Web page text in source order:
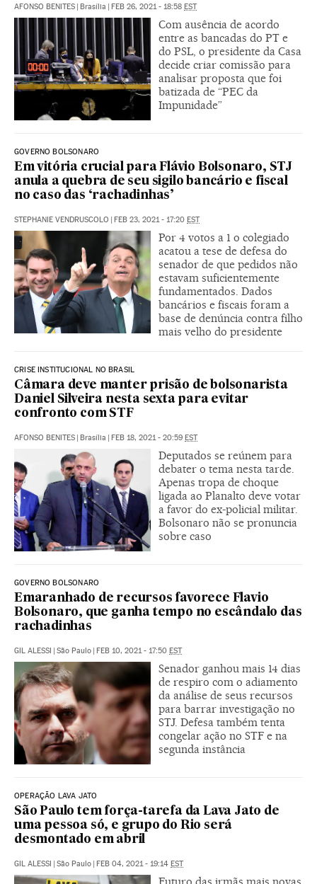
AFONSO BENITES | Brasília | FEB 26, 2021 - 18:58 EST
Com ausência de acordo
entre as bancadas do PT e
do PSL, o presidente da Casa
decide criar comissão para
analisar proposta que foi
batizada de “PEC da
Impunidade”
GOVERNO BOLSONARO
Em vitória crucial para Flávio Bolsonaro, STJ
anula a quebra de seu sigilo bancário e fiscal
no caso das ‘rachadinhas’
STEPHANIE VENDRUSCOLO | FEB 23, 2021 - 17:20 EST
Por 4 votos a 1 o colegiado
acatou a tese de defesa do
senador de que pedidos não
estavam suficientemente
fundamentados. Dados
bancários e fiscais foram a
base de denúncia contra filho
mais velho do presidente
CRISE INSTITUCIONAL NO BRASIL
Câmara deve manter prisão de bolsonarista
Daniel Silveira nesta sexta para evitar
confronto com STF
AFONSO BENITES | Brasília | FEB 18, 2021 - 20:59 EST
Deputados se reúnem para
debater o tema nesta tarde.
Apenas tropa de choque
ligada ao Planalto deve votar
a favor do ex-policial militar.
Bolsonaro não se pronuncia
sobre caso
GOVERNO BOLSONARO
Emaranhado de recursos favorece Flavio
Bolsonaro, que ganha tempo no escândalo das
rachadinhas
GIL ALESSI | São Paulo | FEB 10, 2021 - 17:50 EST
Senador ganhou mais 14 dias
de respiro com o adiamento
da análise de seus recursos
para barrar investigação no
STJ. Defesa também tenta
congelar ação no STF e na
segunda instância
OPERAÇÃO LAVA JATO
São Paulo tem força-tarefa da Lava Jato de
uma pessoa só, e grupo do Rio será
desmontado em abril
GIL ALESSI | São Paulo | FEB 04, 2021 - 19:14 EST
Futuro das irmãs mais novas